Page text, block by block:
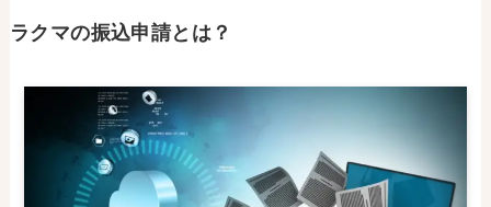
ラクマの振込申請とは？